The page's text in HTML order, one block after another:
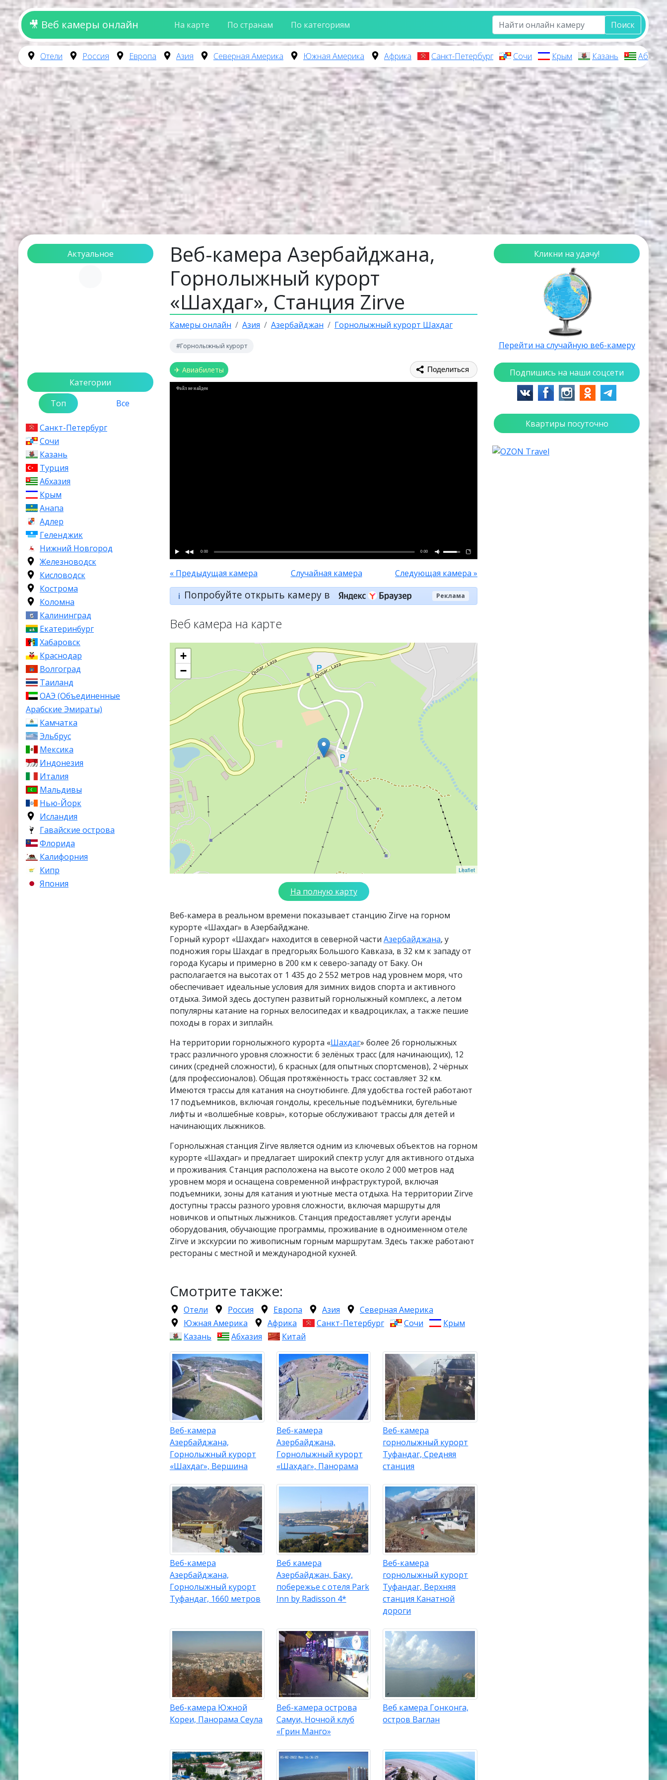
🎥 Веб камеры онлайн На карте По странам По категориям Поиск
Отели Россия Европа Азия Северная Америка Южная Америка Африка Санкт-Петербург Сочи Крым Казань
Актуальное
Категории
Топ
Все
Санкт-Петербург
Сочи
Казань
Турция
Абхазия
Крым
Анапа
Адлер
Геленджик
Нижний Новгород
Железноводск
Кисловодск
Кострома
Коломна
Калининград
Екатеринбург
Хабаровск
Краснодар
Волгоград
Таиланд
ОАЭ (Объединенные
Арабские Эмираты)
Камчатка
Эльбрус
Мексика
Индонезия
Италия
Мальдивы
Нью-Йорк
Исландия
Гавайские острова
Флорида
Калифорния
Кипр
Япония
Веб-камера Азербайджана,
Горнолыжный курорт
«Шахдаг», Станция Zirve
Камеры онлайн Азия Азербайджан Горнолыжный курорт Шахдаг
#Горнолыжный курорт
✈ Авиабилеты Поделиться
Файл не найден
0:00 0:00
« Предыдущая камера Случайная камера Следующая камера »
ℹ️ Попробуйте открыть камеру в Реклама
Веб камера на карте
+
−
Leaflet
На полную карту
Веб-камера в реальном времени показывает станцию Zirve на горном
курорте «Шахдаг» в Азербайджане.
Горный курорт «Шахдаг» находится в северной части Азербайджана, у
подножия горы Шахдаг в предгорьях Большого Кавказа, в 32 км к западу от
города Кусары и примерно в 200 км к северо-западу от Баку. Он
располагается на высотах от 1 435 до 2 552 метров над уровнем моря, что
обеспечивает идеальные условия для зимних видов спорта и активного
отдыха. Зимой здесь доступен развитый горнолыжный комплекс, а летом
популярны катание на горных велосипедах и квадроциклах, а также пешие
походы в горах и зиплайн.
На территории горнолыжного курорта «Шахдаг» более 26 горнолыжных
трасс различного уровня сложности: 6 зелёных трасс (для начинающих), 12
синих (средней сложности), 6 красных (для опытных спортсменов), 2 чёрных
(для профессионалов). Общая протяжённость трасс составляет 32 км.
Имеются трассы для катания на сноутюбинге. Для удобства гостей работают
17 подъемников, включая гондолы, кресельные подъёмники, бугельные
лифты и «волшебные ковры», которые обслуживают трассы для детей и
начинающих лыжников.
Горнолыжная станция Zirve является одним из ключевых объектов на горном
курорте «Шахдаг» и предлагает широкий спектр услуг для активного отдыха
и проживания. Станция расположена на высоте около 2 000 метров над
уровнем моря и оснащена современной инфраструктурой, включая
подъемники, зоны для катания и уютные места отдыха. На территории Zirve
доступны трассы разного уровня сложности, включая маршруты для
новичков и опытных лыжников. Станция предоставляет услуги аренды
оборудования, обучающие программы, проживание в одноименном отеле
Zirve и экскурсии по живописным горным маршрутам. Здесь также работают
рестораны с местной и международной кухней.
Смотрите также:
Отели Россия Европа Азия
Северная Америка
Южная Америка
Африка Санкт-Петербург Сочи
Крым
Казань
Абхазия Китай
Веб-камера
Азербайджана,
Горнолыжный курорт
«Шахдаг», Вершина
Веб-камера
Азербайджана,
Горнолыжный курорт
«Шахдаг», Панорама
Веб-камера
горнолыжный курорт
Туфандаг, Средняя
станция
Веб-камера
Азербайджана,
Горнолыжный курорт
Туфандаг, 1660 метров
Веб камера
Азербайджан, Баку,
побережье с отеля Park
Inn by Radisson 4*
Веб-камера
горнолыжный курорт
Туфандаг, Верхняя
станция Канатной
дороги
Веб-камера Южной
Кореи, Панорама Сеула
Веб-камера острова
Самуи, Ночной клуб
«Грин Манго»
Веб камера Гонконга,
остров Ваглан
Кликни на удачу!
Перейти на случайную веб-камеру
Подпишись на наши соцсети
Квартиры посуточно